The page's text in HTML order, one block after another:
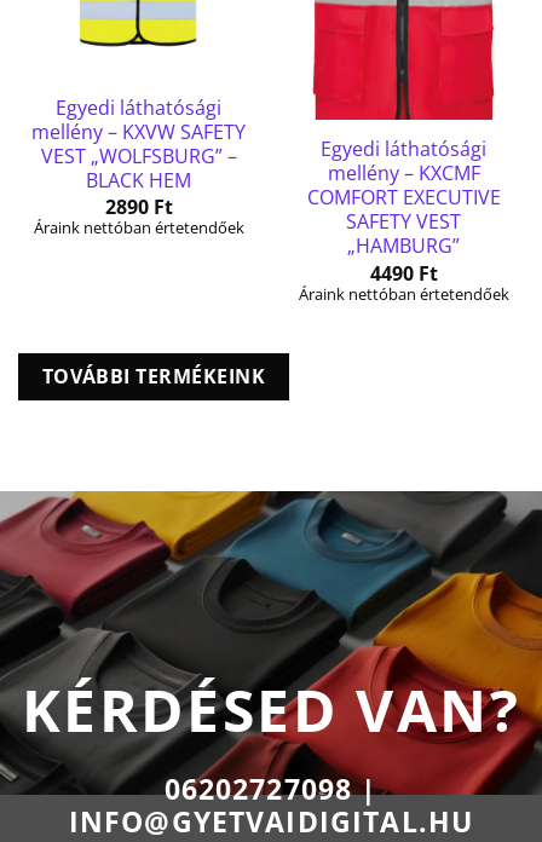
Egyedi láthatósági
mellény – KXVW SAFETY
VEST „WOLFSBURG” –
BLACK HEM
2890 Ft
Áraink nettóban értetendőek
Egyedi láthatósági
mellény – KXCMF
COMFORT EXECUTIVE
SAFETY VEST
„HAMBURG”
4490 Ft
Áraink nettóban értetendőek
TOVÁBBI TERMÉKEINK
KÉRDÉSED VAN?
06202727098 |
INFO@GYETVAIDIGITAL.HU